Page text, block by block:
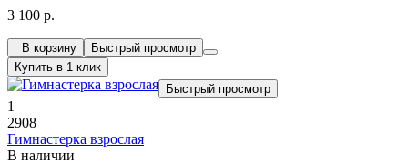
3 100 р.
В корзину
Быстрый просмотр
Купить в 1 клик
Быстрый просмотр
1
2908
Гимнастерка взрослая
В наличии